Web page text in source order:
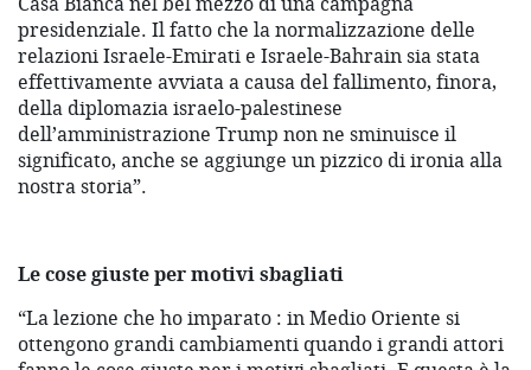
presidenziale. Il fatto che la normalizzazione delle
relazioni Israele-Emirati e Israele-Bahrain sia stata
effettivamente avviata a causa del fallimento, finora,
della diplomazia israelo-palestinese
dell’amministrazione Trump non ne sminuisce il
significato, anche se aggiunge un pizzico di ironia alla
nostra storia”.
Le cose giuste per motivi sbagliati
“La lezione che ho imparato : in Medio Oriente si
ottengono grandi cambiamenti quando i grandi attori